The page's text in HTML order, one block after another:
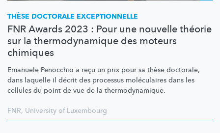
THÈSE DOCTORALE EXCEPTIONNELLE
FNR Awards 2023 : Pour une nouvelle théorie
sur la thermodynamique des moteurs
chimiques
Emanuele Penocchio a reçu un prix pour sa thèse doctorale,
dans laquelle il décrit des processus moléculaires dans les
cellules du point de vue de la thermodynamique.
FNR, University of Luxembourg